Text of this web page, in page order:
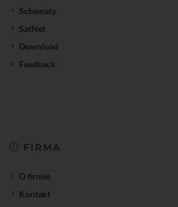
Schematy
SatNet
Download
Feedback
FIRMA
O firmie
Kontakt